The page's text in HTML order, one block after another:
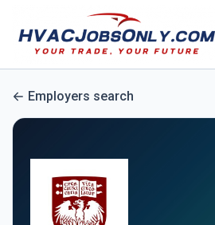
Employers search